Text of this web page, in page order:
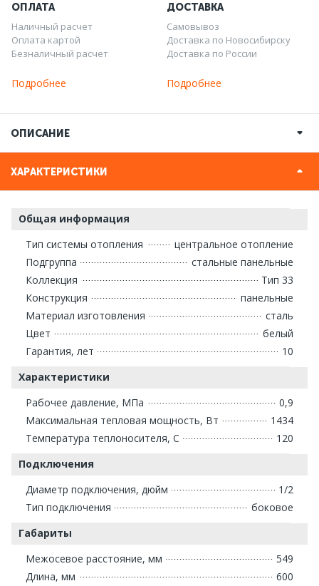
ОПЛАТА
Наличный расчет
Оплата картой
Безналичный расчет
Подробнее
ДОСТАВКА
Самовывоз
Доставка по Новосибирску
Доставка по России
Подробнее
ОПИСАНИЕ
ХАРАКТЕРИСТИКИ
Общая информация
Тип системы отопления
центральное отопление
Подгруппа
стальные панельные
Коллекция
Тип 33
Конструкция
панельные
Материал изготовления
сталь
Цвет
белый
Гарантия, лет
10
Характеристики
Рабочее давление, МПа
0,9
Максимальная тепловая мощность, Вт
1434
Температура теплоносителя, С
120
Подключения
Диаметр подключения, дюйм
1/2
Тип подключения
боковое
Габариты
Межосевое расстояние, мм
549
Длина, мм
600